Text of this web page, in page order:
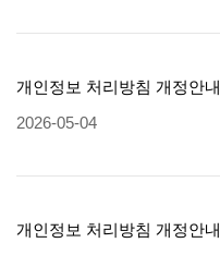
개인정보 처리방침 개정안내
2026-05-04
개인정보 처리방침 개정안내